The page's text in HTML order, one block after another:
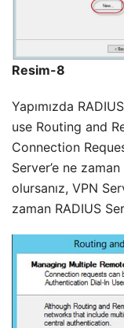
Resim-8
Yapımızda
use Routing and
Connection
Server’e ne
olursanız, VPN
zaman RADIUS